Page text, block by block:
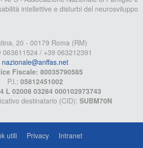
intellettive e disturbi del neurosviluppo
20 - 00179 Roma (RM)
063611524 / +39 063212391
nazionale@anffas.net
Fiscale: 80035790585
P.I.: 05812451002
L 02008 03284 000102973743
destinatario (CID): SUBM70N
utili Privacy Intranet